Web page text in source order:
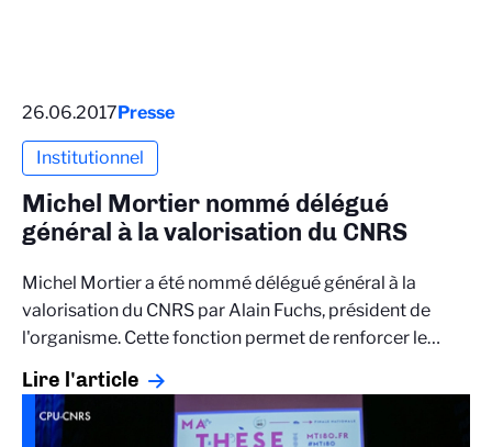
26.06.2017Presse
Institutionnel
Michel Mortier nommé délégué
général à la valorisation du CNRS
Michel Mortier a été nommé délégué général à la
valorisation du CNRS par Alain Fuchs, président de
l'organisme. Cette fonction permet de renforcer le…
Lire l'article